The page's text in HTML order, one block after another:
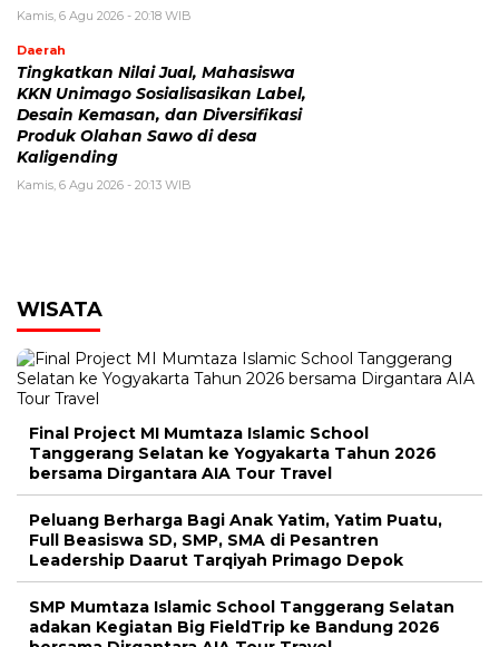
Kamis, 6 Agu 2026 - 20:18 WIB
Daerah
Tingkatkan Nilai Jual, Mahasiswa
KKN Unimago Sosialisasikan Label,
Desain Kemasan, dan Diversifikasi
Produk Olahan Sawo di desa
Kaligending
Kamis, 6 Agu 2026 - 20:13 WIB
WISATA
Final Project MI Mumtaza Islamic School
Tanggerang Selatan ke Yogyakarta Tahun 2026
bersama Dirgantara AIA Tour Travel
Peluang Berharga Bagi Anak Yatim, Yatim Puatu,
Full Beasiswa SD, SMP, SMA di Pesantren
Leadership Daarut Tarqiyah Primago Depok
SMP Mumtaza Islamic School Tanggerang Selatan
adakan Kegiatan Big FieldTrip ke Bandung 2026